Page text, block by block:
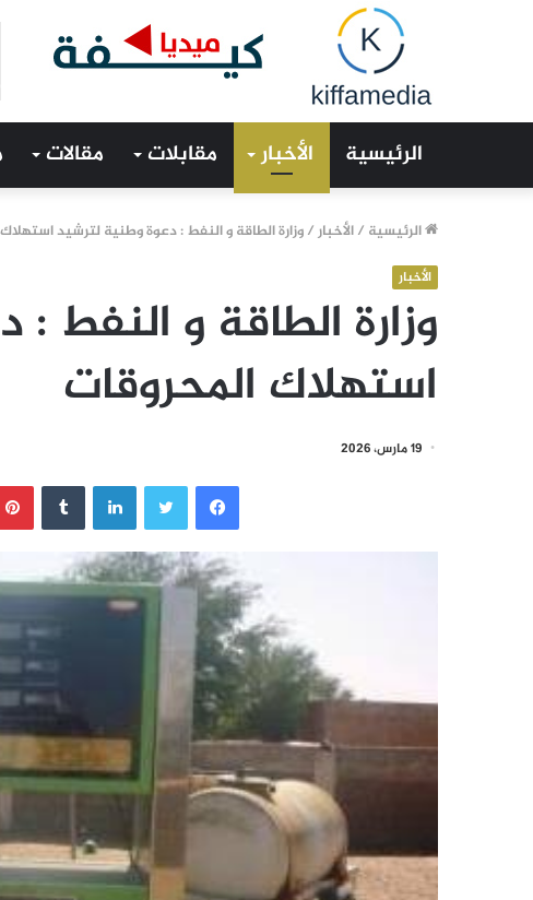
الرئيسية الأخبار مقابلات مقالات
الرئيسية /الأخبار/وزارة الطاقة و النفط : دعوة وطنية لترشيد
الأخبار
وزارة الطاقة و النفط
استهلاك المحروقات
19 مارس، 2026
فيسبوك لينكدإن